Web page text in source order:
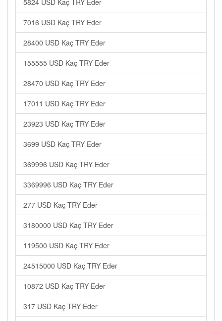
5824 USD Kaç TRY Eder
7016 USD Kaç TRY Eder
28400 USD Kaç TRY Eder
155555 USD Kaç TRY Eder
28470 USD Kaç TRY Eder
17011 USD Kaç TRY Eder
23923 USD Kaç TRY Eder
3699 USD Kaç TRY Eder
369996 USD Kaç TRY Eder
3369996 USD Kaç TRY Eder
277 USD Kaç TRY Eder
3180000 USD Kaç TRY Eder
119500 USD Kaç TRY Eder
24515000 USD Kaç TRY Eder
10872 USD Kaç TRY Eder
317 USD Kaç TRY Eder